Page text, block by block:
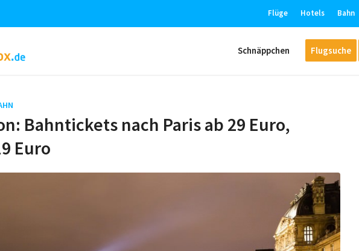
Flüge Hotels Bahn
Schnäppchen Flugsuche
Bahntickets nach Paris ab 29 Euro,
Euro